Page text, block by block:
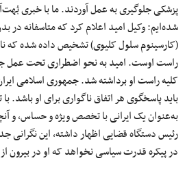
پزشکی جلوگیری به‌ عمل آوردند. ما با خبری
شده‌ایم: وکیل امید اعلام کرد که متاسفانه در
(کارسینوم سلول کلیوی) تشخیص داده شده که
راست اوست. امید به‌ نحو اضطراری تحت عمل
کلیه راست او برداشته شد. جمهوری اسلامی
باید پاسخگوی هر اتفاق ناگواری برای او باشد.
به‌عنوان یک ایرانی با تخصص ویژه و حساس، و
رئیس دستگاه قضایی اظهار داشته، این نگرانی
در پیکره قدرت سیاسی نخواهد که او در بیرون